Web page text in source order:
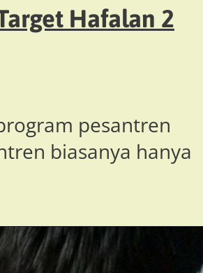
Hafalan 2
pesantren
biasanya hanya